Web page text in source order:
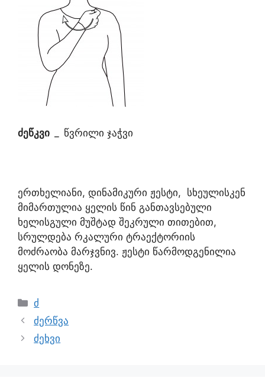
ძეწკვი წვრილი ჯაჭვი
ერთხელიანი, დინამიკური ჟესტი, სხეულისკენ
მიმართულია ყელის წინ განთავსებული
ხელისგული მუშტად შეკრული თითებით,
სრულდება რკალური ტრაექტორიის
მოძრაობა მარჯვნივ. ჟესტი წარმოდგენილია
ყელის დონეზე.
ძ
ძერწვა
ძეხვი